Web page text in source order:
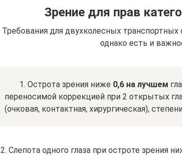
Зрение для прав
Требования для двухколесных
однако есть и
1. Острота зрения ниже 0,6 на лучшем
переносимой коррекцией при 2 открытых
(очковая, контактная, хирургическая),
2. Слепота одного глаза при остроте зрения